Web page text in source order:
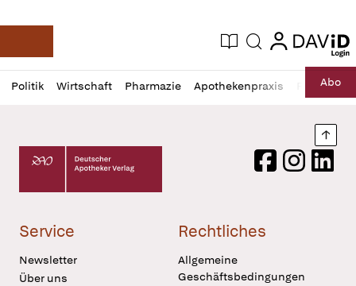
Deutsche Apotheker Zeitung
Aktuelle Ausgabe
Suche login
login
Politik Wirtschaft Pharmazie Apothekenpraxis RechtAbo
Profil
öffnen
Daz
Pur
Deutscher Apotheker Verlag Logo
FacebookInstagram
Service
Newsletter
Über uns
Rechtliches
Allgemeine
Geschäftsbedingungen